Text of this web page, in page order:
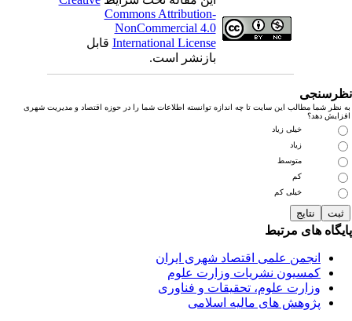
Commons Attribution-
NonCommercial 4.0
International Licenseقابل
بازنشر است.
نظر شما مطالب این سایت تا چه اندازه توانسته اطلاعات شما را در حوزه اقتصاد و مدیریت شهری
دهد؟
خیلی زیاد
زیاد
متوسط
خیلی کم
های مرتبط
انجمن علمی اقتصاد شهری ایران
کمسیون نشریات وزارت علوم
وزارت علوم، تحقیقات و فناوری
پژوهش های مالیه اسلامی